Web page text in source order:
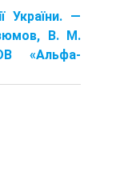
України. —
В. М.
«Альфа-